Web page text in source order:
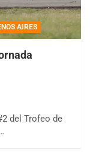
AIRES
del Trofeo de